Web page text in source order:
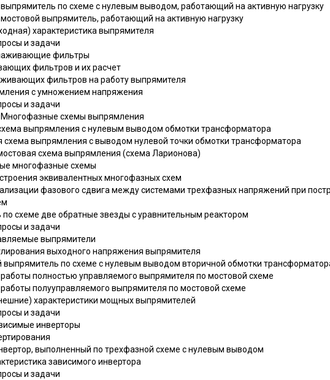
по схеме с нулевым выводом, работающий на активную нагрузку
выпрямитель, работающий на активную нагрузку
характеристика выпрямителя
и задачи
фильтры
фильтров и их расчет
фильтров на работу выпрямителя
с умножением напряжения
и задачи
Многофазные схемы выпрямления
выпрямления с нулевым выводом обмотки трансформатора
схема выпрямления с выводом нулевой точки обмотки трансформатора
схема выпрямления (схема Ларионова)
многофазные схемы
эквивалентных многофазных схем
фазового сдвига между системами трехфазных напряжений при
схеме две обратные звезды с уравнительным реактором
и задачи
выпрямители
выходного напряжения выпрямителя
выпрямитель по схеме с нулевым выводом вторичной обмотки
полностью управляемого выпрямителя по мостовой схеме
полууправляемого выпрямителя по мостовой схеме
характеристики мощных выпрямителей
и задачи
инверторы
выполненный по трехфазной схеме с нулевым выводом
зависимого инвертора
и задачи